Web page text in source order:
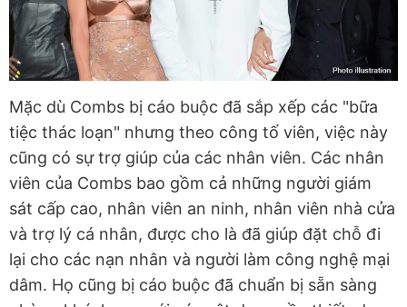
Mặc dù Combs bị cáo buộc đã sắp xếp các "bữa
tiệc thác loạn" nhưng theo công tố viên, việc này
cũng có sự trợ giúp của các nhân viên. Các nhân
viên của Combs bao gồm cả những người giám
sát cấp cao, nhân viên an ninh, nhân viên nhà cửa
và trợ lý cá nhân, được cho là đã giúp đặt chỗ đi
lại cho các nạn nhân và người làm công nghệ mại
dâm. Họ cũng bị cáo buộc đã chuẩn bị sẵn sàng